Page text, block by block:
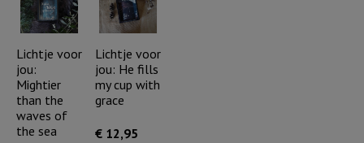
het
licht
van
aantal
heeft
je
niet...
aantal
Lichtje voor
jou:
Mightier
than the
waves of
the sea
Lichtje voor
jou: He fills
my cup with
grace
€ 12,95